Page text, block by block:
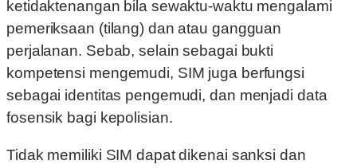
ketidaktenangan bila sewaktu-waktu mengalami
pemeriksaan (tilang) dan atau gangguan
perjalanan. Sebab, selain sebagai bukti
kompetensi mengemudi, SIM juga berfungsi
sebagai identitas pengemudi, dan menjadi data
fosensik bagi kepolisian.
Tidak memiliki SIM dapat dikenai sanksi dan